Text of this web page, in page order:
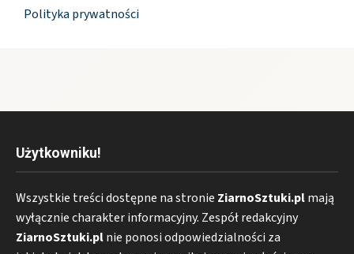
Polityka prywatności
Użytkowniku!
Wszystkie treści dostępne na stronie ZiarnoSztuki.plmają
wyłącznie charakter informacyjny. Zespół redakcyjny
ZiarnoSztuki.plnie ponosi odpowiedzialności za